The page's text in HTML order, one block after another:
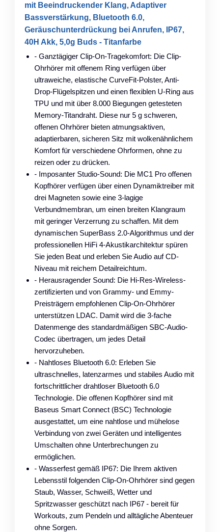
mit Beeindruckender Klang, Adaptiver
Bassverstärkung, Bluetooth 6.0,
Geräuschunterdrückung bei Anrufen, IP67,
40H Akk, 5,0g Buds - Titanfarbe
- Ganztägiger Clip-On-Tragekomfort: Die Clip-
Ohrhörer mit offenem Ring verfügen über
ultraweiche, elastische CurveFit-Polster, Anti-
Drop-Flügelspitzen und einen flexiblen U-Ring aus
TPU und mit über 8.000 Biegungen getesteten
Memory-Titandraht. Diese nur 5 g schweren,
offenen Ohrhörer bieten atmungsaktiven,
adaptierbaren, sicheren Sitz mit wolkenähnlichem
Komfort für verschiedene Ohrformen, ohne zu
reizen oder zu drücken.
- Imposanter Studio-Sound: Die MC1 Pro offenen
Kopfhörer verfügen über einen Dynamiktreiber mit
drei Magneten sowie eine 3-lagige
Verbundmembran, um einen breiten Klangraum
mit geringer Verzerrung zu schaffen. Mit dem
dynamischen SuperBass 2.0-Algorithmus und der
professionellen HiFi 4-Akustikarchitektur spüren
Sie jeden Beat und erleben Sie Audio auf CD-
Niveau mit reichem Detailreichtum.
- Herausragender Sound: Die Hi-Res-Wireless-
zertifizierten und von Grammy- und Emmy-
Preisträgern empfohlenen Clip-On-Ohrhörer
unterstützen LDAC. Damit wird die 3-fache
Datenmenge des standardmäßigen SBC-Audio-
Codec übertragen, um jedes Detail
hervorzuheben.
- Nahtloses Bluetooth 6.0: Erleben Sie
ultraschnelles, latenzarmes und stabiles Audio mit
fortschrittlicher drahtloser Bluetooth 6.0
Technologie. Die offenen Kopfhörer sind mit
Baseus Smart Connect (BSC) Technologie
ausgestattet, um eine nahtlose und mühelose
Verbindung von zwei Geräten und intelligentes
Umschalten ohne Unterbrechungen zu
ermöglichen.
- Wasserfest gemäß IP67: Die Ihrem aktiven
Lebensstil folgenden Clip-On-Ohrhörer sind gegen
Staub, Wasser, Schweiß, Wetter und
Spritzwasser geschützt nach IP67 - bereit für
Workouts, zum Pendeln und alltägliche Abenteuer
ohne Sorgen.